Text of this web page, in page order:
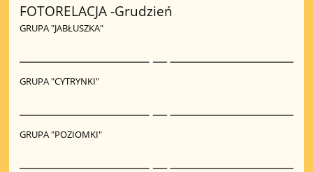
FOTORELACJA -Grudzień
GRUPA "JABŁUSZKA"
4
GRUPA "CYTRYNKI"
4
GRUPA "POZIOMKI"